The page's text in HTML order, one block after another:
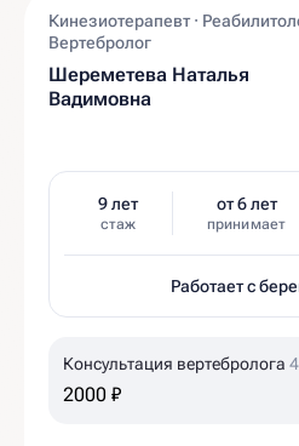
Кинезиотерапевт ·
Вертебролог
Шереметева Наталья
Вадимовна
9 лет
стаж
от 6 лет
принимает
Работает с
Консультация вертебролога
2000 ₽